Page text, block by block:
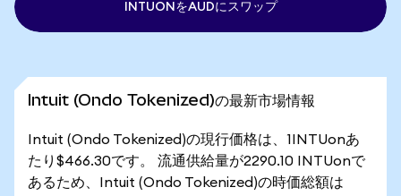
INTUONをAUDにスワップ
Intuit (Ondo Tokenized)の最新市場情報
Intuit (Ondo Tokenized)の現行価格は、1INTUonあ
たり$466.30です。 流通供給量が2290.10 INTUonで
あるため、Intuit (Ondo Tokenized)の時価総額は